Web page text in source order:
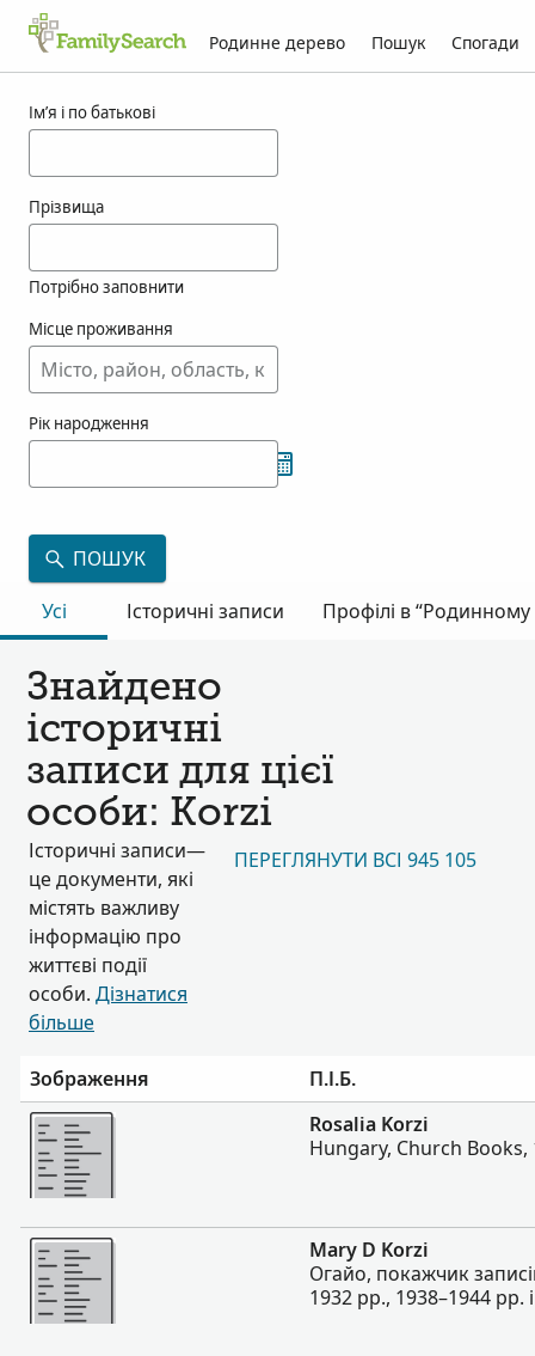
Родинне дерево Пошук Спогади
Ім’я і по батькові
Прізвища
Потрібно заповнити
Місце проживання
Рік народження
ПОШУК
Усі
Історичні записи Профілі в “Родинному
Знайдено
історичні
записи для цієї
особи: Korzi
Історичні записи—
це документи, які
містять важливу
інформацію про
життєві події
особи. Дізнатися
більше
ПЕРЕГЛЯНУТИ ВСІ 945 105
Зображення
П.І.Б.
Більше
Rosalia Korzi
Hungary, Church Books,
Більше
Mary D Korzi
Огайо, покажчик
1932 рр., 1938–1944 рр.